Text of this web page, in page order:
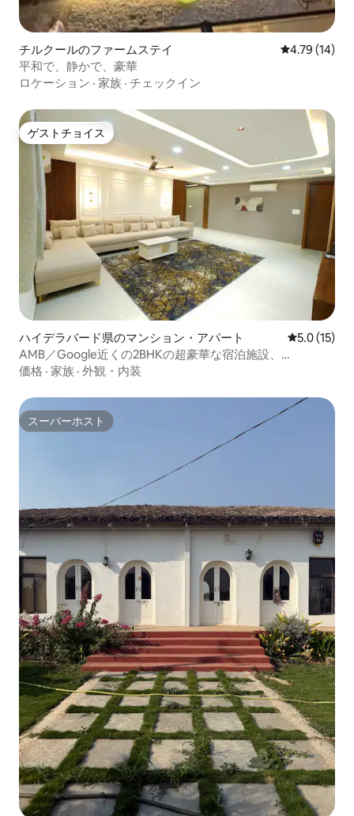
チルクールのファームステイ レビュー14
4.79 (14)
平和で、静かで、豪華
ロケーション · 家族 · チェックイン
ゲストチョイス
ゲストチョイス
ハイデラバード県のマンション・アパート レビュー15
5.0 (15)
AMB／Google近くの2BHKの超豪華な宿泊施設、
Kondapur
価格 · 家族 · 外観・内装
スーパーホスト
スーパーホスト